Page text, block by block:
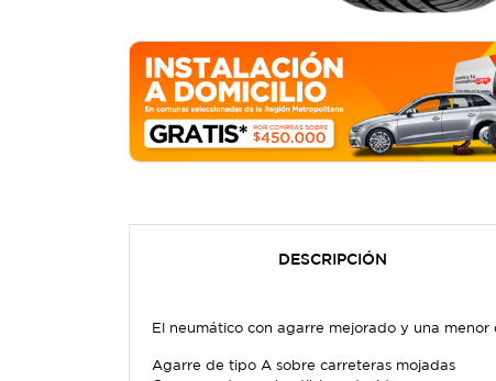
DESCRIPCIÓN
El neumático con agarre mejorado y una
Agarre de tipo A sobre carreteras mojadas